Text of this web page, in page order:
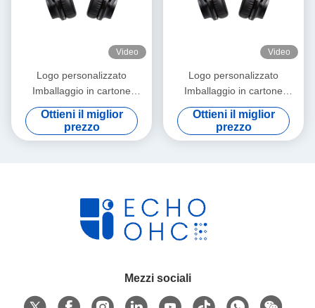
Video
Logo personalizzato
Imballaggio in cartone
cartaceo Pieghevole Bianco /
Nero / Oro rosa Luxury
Magnetic Gift Box con
Ottieni il miglior
prezzo
Video
Logo personalizzato
Imballaggio in cartone
cartaceo Pieghevole Bianco /
Nero / Oro rosa Luxury
Magnetic Gift Box con
Ottieni il miglior
prezzo
Mezzi sociali